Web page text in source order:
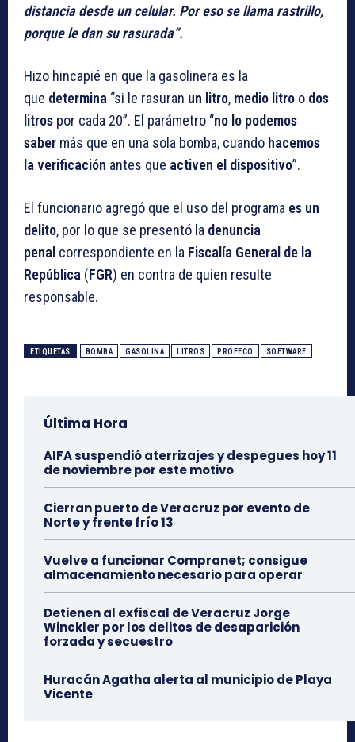
distancia desde un celular. Por eso se llama rastrillo,
porque le dan su rasurada”.
Hizo hincapié en que la gasolinera es la
que determina “si le rasuran un litro, medio litro o dos
litros por cada 20”. El parámetro “no lo podemos
saber más que en una sola bomba, cuando hacemos
la verificación antes que activen el dispositivo”.
El funcionario agregó que el uso del programa es un
delito, por lo que se presentó la denuncia
penal correspondiente en la Fiscalía General de la
República (FGR) en contra de quien resulte
responsable.
ETIQUETAS BOMBA GASOLINA LITROS PROFECO SOFTWARE
Última Hora
AIFA suspendió aterrizajes y despegues hoy 11
de noviembre por este motivo
Cierran puerto de Veracruz por evento de
Norte y frente frío 13
Vuelve a funcionar Compranet; consigue
almacenamiento necesario para operar
Detienen al exfiscal de Veracruz Jorge
Winckler por los delitos de desaparición
forzada y secuestro
Huracán Agatha alerta al municipio de Playa
Vicente